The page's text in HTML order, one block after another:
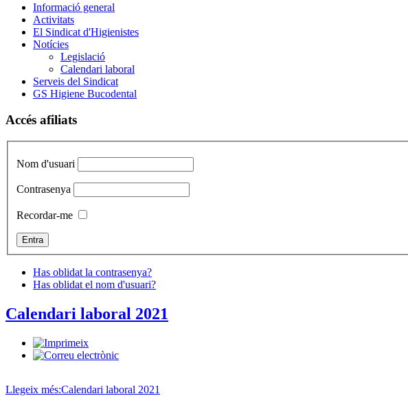
Informació general
Activitats
El Sindicat d'Higienistes
Notícies
Legislació
Calendari laboral
Serveis del Sindicat
GS Higiene Bucodental
Accés afiliats
Nom d'usuari
Contrasenya
Recordar-me
Has oblidat la contrasenya?
Has oblidat el nom d'usuari?
Calendari laboral 2021
Llegeix més:Calendari laboral 2021